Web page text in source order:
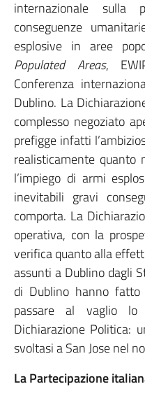
internazionale sulla
conseguenze
esplosive in aree
Populated Areas,
Conferenza
Dublino. La
complesso negoziato
prefigge infatti
realisticamente quanto
l’impiego di armi
inevitabili gravi
comporta. La
operativa, con la
verifica quanto alla
assunti a Dublino dagli
di Dublino hanno fatto
passare al vaglio
Dichiarazione Politica:
svoltasi a San Jose nel
La Partecipazione